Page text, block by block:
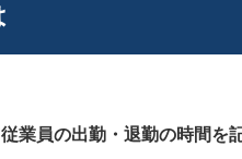
業員の出勤・退勤の時間を